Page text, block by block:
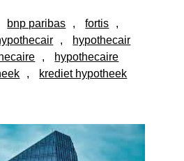
bnp paribas , fortis
,
hypothecair
,
hypothecaire
, krediet hypotheek